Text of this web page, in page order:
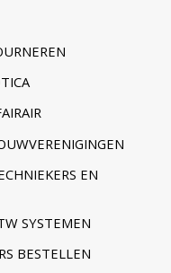
EN
SYSTEMEN
BESTELLEN